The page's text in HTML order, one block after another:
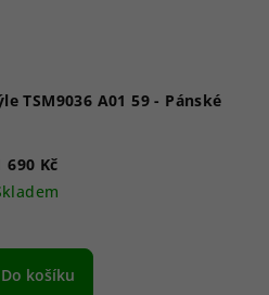
Trussardi sluneční brýle TSM9036 A01 59 - Pánské
690 Kč
Do košíku